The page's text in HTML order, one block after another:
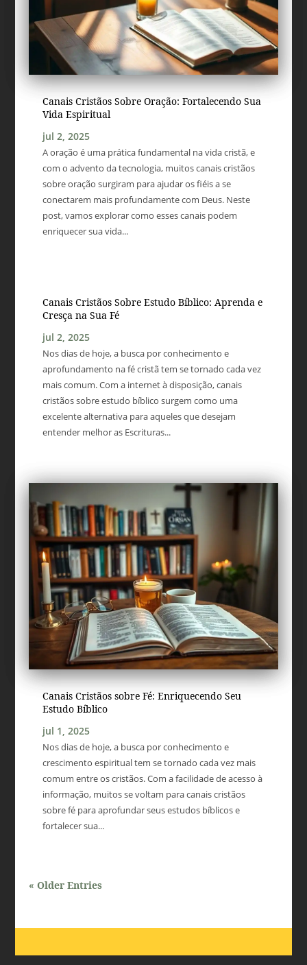
Canais Cristãos Sobre Oração: Fortalecendo Sua
Vida Espiritual
jul 2, 2025
A oração é uma prática fundamental na vida cristã, e
com o advento da tecnologia, muitos canais cristãos
sobre oração surgiram para ajudar os fiéis a se
conectarem mais profundamente com Deus. Neste
post, vamos explorar como esses canais podem
enriquecer sua vida...
Canais Cristãos Sobre Estudo Bíblico: Aprenda e
Cresça na Sua Fé
jul 2, 2025
Nos dias de hoje, a busca por conhecimento e
aprofundamento na fé cristã tem se tornado cada vez
mais comum. Com a internet à disposição, canais
cristãos sobre estudo bíblico surgem como uma
excelente alternativa para aqueles que desejam
entender melhor as Escrituras...
Canais Cristãos sobre Fé: Enriquecendo Seu
Estudo Bíblico
jul 1, 2025
Nos dias de hoje, a busca por conhecimento e
crescimento espiritual tem se tornado cada vez mais
comum entre os cristãos. Com a facilidade de acesso à
informação, muitos se voltam para canais cristãos
sobre fé para aprofundar seus estudos bíblicos e
fortalecer sua...
« Older Entries